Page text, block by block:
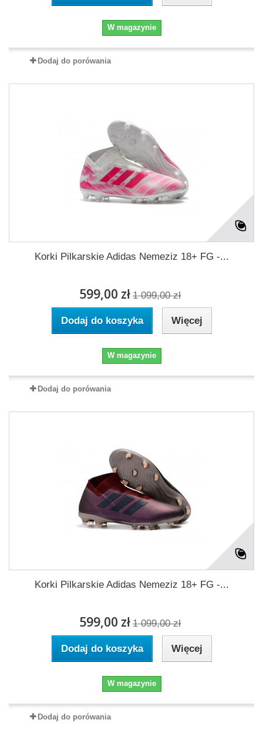
W magazynie
Dodaj do porówania
Korki Pilkarskie Adidas Nemeziz 18+ FG -...
599,00 zł 1 099,00 zł
Dodaj do koszyka Więcej
W magazynie
Dodaj do porówania
Korki Pilkarskie Adidas Nemeziz 18+ FG -...
599,00 zł 1 099,00 zł
Dodaj do koszyka Więcej
W magazynie
Dodaj do porówania